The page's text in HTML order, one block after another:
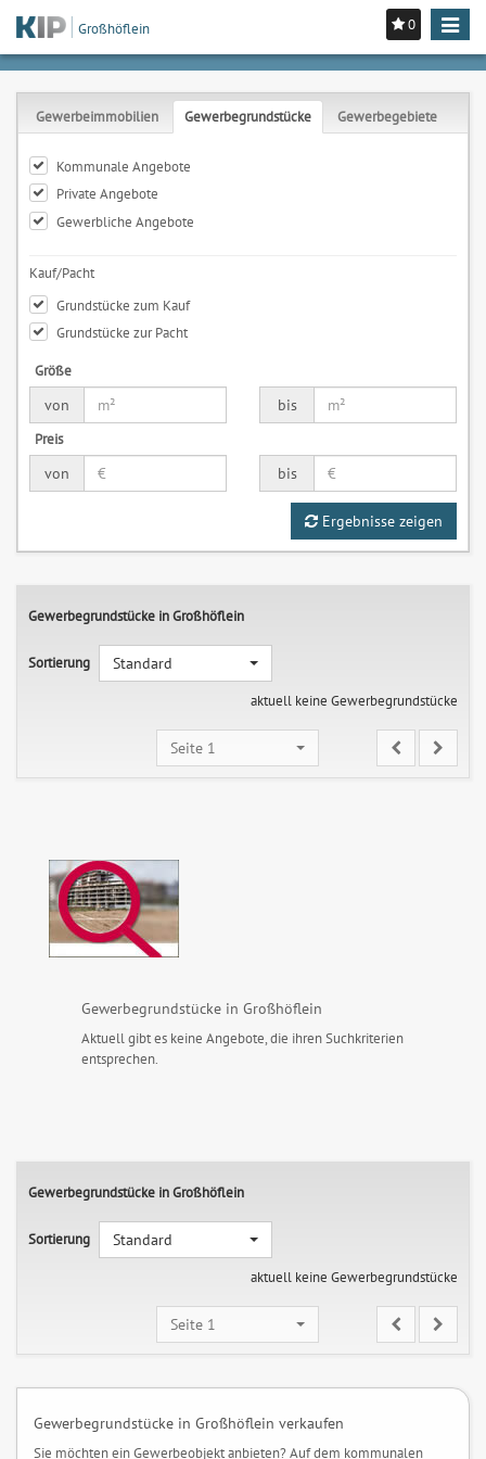
0
Toggle
Großhöflein
Gewerbeimmobilien Gewerbegrundstücke Gewerbegebiete
Kommunale Angebote
Private Angebote
Gewerbliche Angebote
Kauf/Pacht
Grundstücke zum Kauf
Grundstücke zur Pacht
Größe
von
bis
Preis
von
bis
Ergebnisse zeigen
Gewerbegrundstücke in Großhöflein
Sortierung
Standard
aktuell keine Gewerbegrundstücke
Seite 1
Gewerbegrundstücke in Großhöflein
Aktuell gibt es keine Angebote, die ihren Suchkriterien
entsprechen.
Gewerbegrundstücke in Großhöflein
Sortierung
Standard
aktuell keine Gewerbegrundstücke
Seite 1
Gewerbegrundstücke in Großhöflein verkaufen
Sie möchten ein Gewerbeobjekt anbieten? Auf dem kommunalen